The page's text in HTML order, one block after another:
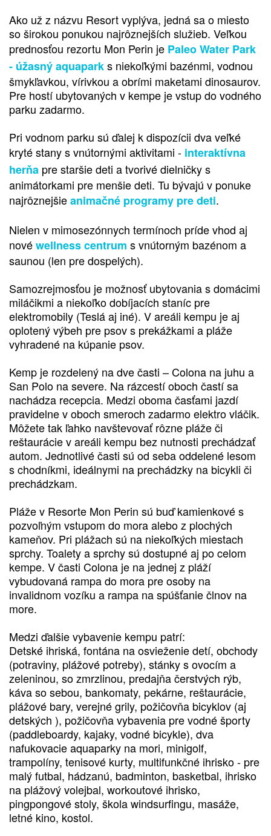
Ako už z názvu Resort vyplýva, jedná sa o miesto
so širokou ponukou najrôznejších služieb. Veľkou
prednosťou rezortu Mon Perin je Paleo Water Park
- úžasný aquaparks niekoľkými bazénmi, vodnou
šmykľavkou, vírivkou a obrími maketami dinosaurov.
Pre hostí ubytovaných v kempe je vstup do vodného
parku zadarmo.
Pri vodnom parku sú ďalej k dispozícii dva veľké
kryté stany s vnútornými aktivitami - interaktívna
herňa pre staršie deti a tvorivé dielničky s
animátorkami pre menšie deti. Tu bývajú v ponuke
najrôznejšieanimačné programy pre deti.
Nielen v mimosezónnych termínoch príde vhod aj
novéwellness centrum s vnútorným bazénom a
saunou (len pre dospelých).
Samozrejmosťou je možnosť ubytovania s domácimi
miláčikmi a niekoľko dobíjacích staníc pre
elektromobily (Teslá aj iné). V areáli kempu je aj
oplotený výbeh pre psov s prekážkami a pláže
vyhradené na kúpanie psov.
Kemp je rozdelený na dve časti – Colona na juhu a
San Polo na severe. Na rázcestí oboch častí sa
nachádza recepcia. Medzi oboma časťami jazdí
pravidelne v oboch smeroch zadarmo elektro vláčik.
Môžete tak ľahko navštevovať rôzne pláže či
reštaurácie v areáli kempu bez nutnosti prechádzať
autom. Jednotlivé časti sú od seba oddelené lesom
s chodníkmi, ideálnymi na prechádzky na bicykli či
prechádzkam.
Pláže v Resorte Mon Perin sú buď kamienkové s
pozvoľným vstupom do mora alebo z plochých
kameňov. Pri plážach sú na niekoľkých miestach
sprchy. Toalety a sprchy sú dostupné aj po celom
kempe. V časti Colona je na jednej z pláží
vybudovaná rampa do mora pre osoby na
invalidnom vozíku a rampa na spúšťanie člnov na
more.
Medzi ďalšie vybavenie kempu patrí:
Detské ihriská, fontána na osvieženie detí, obchody
(potraviny, plážové potreby), stánky s ovocím a
zeleninou, so zmrzlinou, predajňa čerstvých rýb,
káva so sebou, bankomaty, pekárne, reštaurácie,
plážové bary, verejné grily, požičovňa bicyklov (aj
detských ), požičovňa vybavenia pre vodné športy
(paddleboardy, kajaky, vodné bicykle), dva
nafukovacie aquaparky na mori, minigolf,
trampolíny, tenisové kurty, multifunkčné ihrisko - pre
malý futbal, hádzanú, badminton, basketbal, ihrisko
na plážový volejbal, workoutové ihrisko,
pingpongové stoly, škola windsurfingu, masáže,
letné kino, kostol.